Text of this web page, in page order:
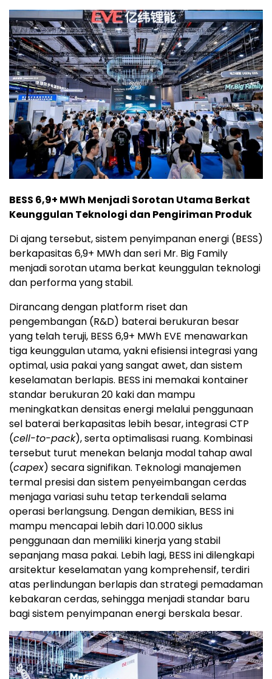
BESS 6,9+ MWh Menjadi Sorotan Utama Berkat
Keunggulan Teknologi dan Pengiriman Produk
Di ajang tersebut, sistem penyimpanan energi (BESS)
berkapasitas 6,9+ MWh dan seri Mr. Big Family
menjadi sorotan utama berkat keunggulan teknologi
dan performa yang stabil.
Dirancang dengan platform riset dan
pengembangan (R&D) baterai berukuran besar
yang telah teruji, BESS 6,9+ MWh EVE menawarkan
tiga keunggulan utama, yakni efisiensi integrasi yang
optimal, usia pakai yang sangat awet, dan sistem
keselamatan berlapis. BESS ini memakai kontainer
standar berukuran 20 kaki dan mampu
meningkatkan densitas energi melalui penggunaan
sel baterai berkapasitas lebih besar, integrasi CTP
(cell-to-pack), serta optimalisasi ruang. Kombinasi
tersebut turut menekan belanja modal tahap awal
(capex) secara signifikan. Teknologi manajemen
termal presisi dan sistem penyeimbangan cerdas
menjaga variasi suhu tetap terkendali selama
operasi berlangsung. Dengan demikian, BESS ini
mampu mencapai lebih dari 10.000 siklus
penggunaan dan memiliki kinerja yang stabil
sepanjang masa pakai. Lebih lagi, BESS ini dilengkapi
arsitektur keselamatan yang komprehensif, terdiri
atas perlindungan berlapis dan strategi pemadaman
kebakaran cerdas, sehingga menjadi standar baru
bagi sistem penyimpanan energi berskala besar.